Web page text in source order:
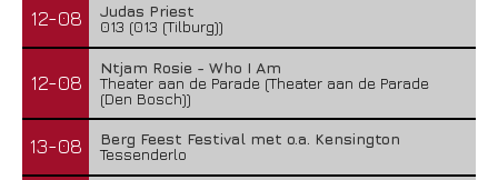
12-08
Judas Priest
013 (013 (Tilburg))
12-08
Ntjam Rosie - Who I Am
Theater aan de Parade (Theater aan de Parade
(Den Bosch))
13-08
Berg Feest Festival met o.a. Kensington
Tessenderlo